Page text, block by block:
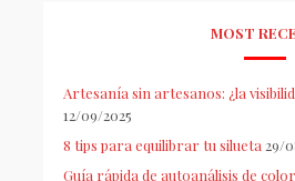
MOST
Artesanía sin artesanos: ¿la
12/09/2025
8 tips para equilibrar tu silueta 29/
Guía rápida de autoanálisis de color